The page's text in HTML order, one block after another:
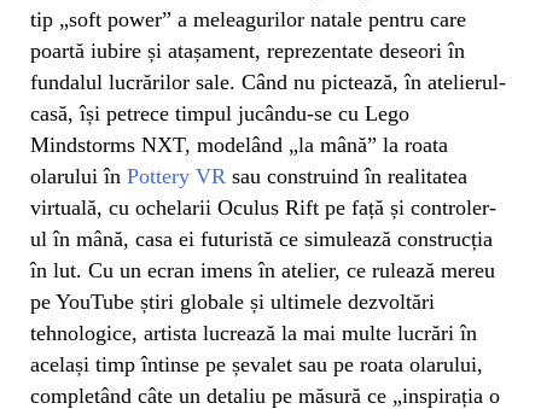
tip „soft power” a meleagurilor natale pentru care
poartă iubire și atașament, reprezentate deseori în
fundalul lucrărilor sale. Când nu pictează, în atelierul-
casă, își petrece timpul jucându-se cu Lego
Mindstorms NXT, modelând „la mână” la roata
olarului în Pottery VR sau construind în realitatea
virtuală, cu ochelarii Oculus Rift pe față și controler-
ul în mână, casa ei futuristă ce simulează construcția
în lut. Cu un ecran imens în atelier, ce rulează mereu
pe YouTube știri globale și ultimele dezvoltări
tehnologice, artista lucrează la mai multe lucrări în
același timp întinse pe șevalet sau pe roata olarului,
completând câte un detaliu pe măsură ce „inspirația o